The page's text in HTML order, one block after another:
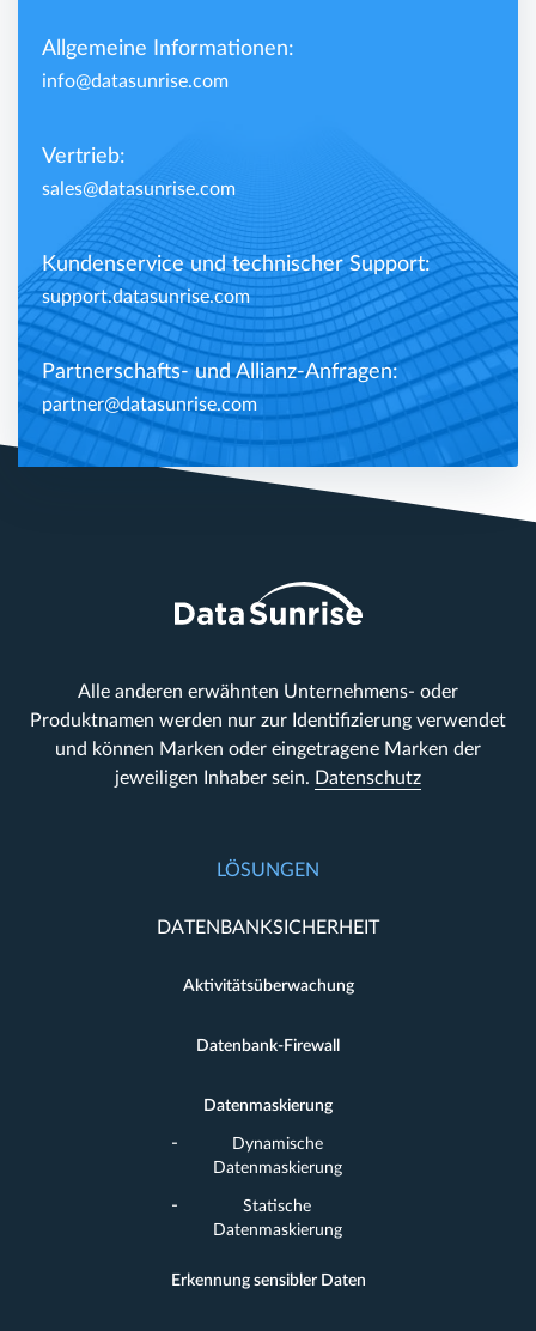
Allgemeine Informationen:
info@datasunrise.com
Vertrieb:
sales@datasunrise.com
Kundenservice und technischer Support:
support.datasunrise.com
Partnerschafts- und Allianz-Anfragen:
partner@datasunrise.com
Alle anderen erwähnten Unternehmens- oder
Produktnamen werden nur zur Identifizierung verwendet
und können Marken oder eingetragene Marken der
jeweiligen Inhaber sein. Datenschutz
LÖSUNGEN
DATENBANKSICHERHEIT
Aktivitätsüberwachung
Datenbank-Firewall
Datenmaskierung
Dynamische
Datenmaskierung
Statische
Datenmaskierung
Erkennung sensibler Daten